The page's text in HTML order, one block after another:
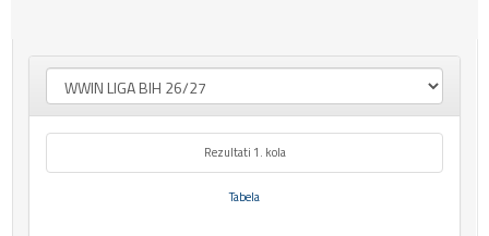
Rezultati 1. kola
Tabela